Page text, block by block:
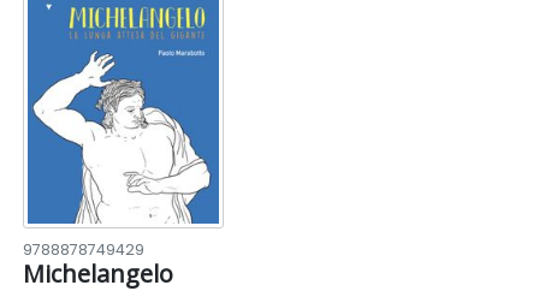
9788878749429
Michelangelo